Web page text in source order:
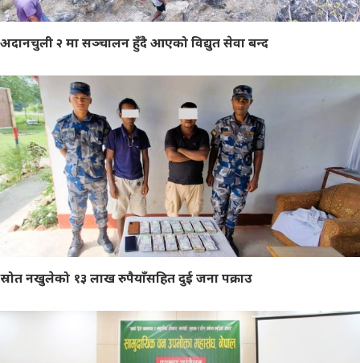
अदानचुली २ मा सञ्चालन हुँदै आएको विद्युत सेवा बन्द
स्रोत नखुलेको १३ लाख रुपैयाँसहित दुई जना पक्राउ